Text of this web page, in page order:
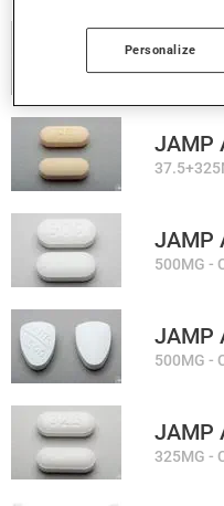
JAMP
80MG -
JAMP
JAMP
500MG -
JAMP
500MG -
JAMP
325MG -
Personalize